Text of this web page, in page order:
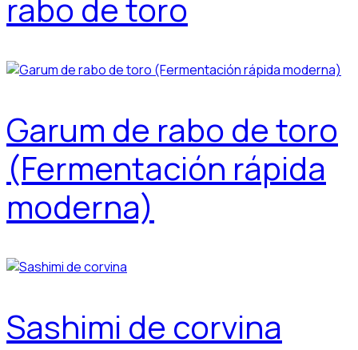
rabo de toro
Garum de rabo de toro
(Fermentación rápida
moderna)
Sashimi de corvina